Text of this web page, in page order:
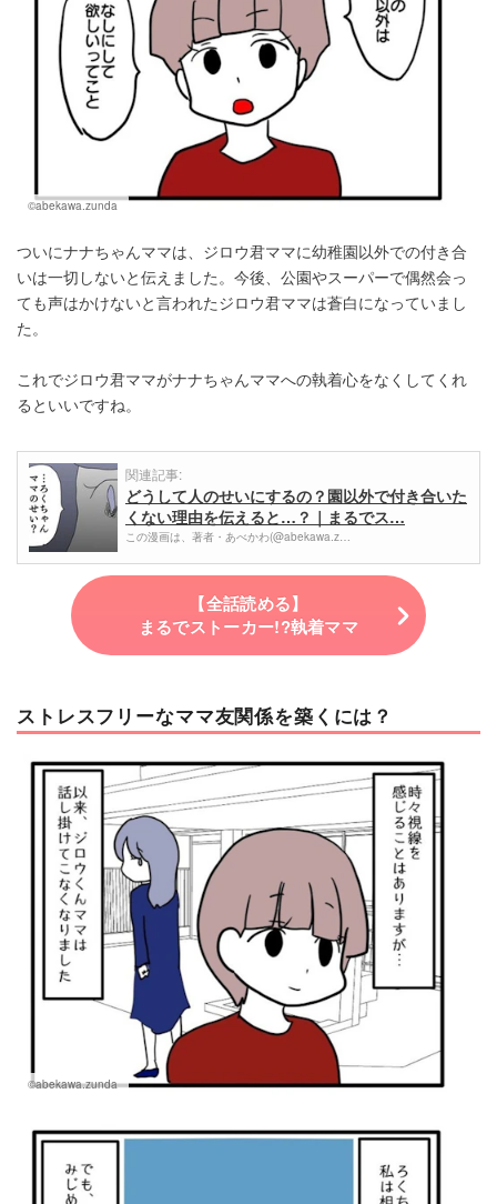
©abekawa.zunda
ついにナナちゃんママは、ジロウ君ママに幼稚園以外での付き合
いは一切しないと伝えました。今後、公園やスーパーで偶然会っ
ても声はかけないと言われたジロウ君ママは蒼白になっていまし
た。
これでジロウ君ママがナナちゃんママへの執着心をなくしてくれ
るといいですね。
関連記事:
どうして人のせいにするの？園以外で付き合いた
くない理由を伝えると…？｜まるでス…
この漫画は、著者・あべかわ(@abekawa.z…
【全話読める】
まるでストーカー!?執着ママ
ストレスフリーなママ友関係を築くには？
©abekawa.zunda